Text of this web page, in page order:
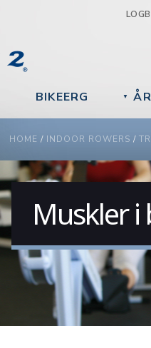
BIKEERG ▼
YOU ARE HERE
HOME / INDOOR ROWERS /
Muskler i